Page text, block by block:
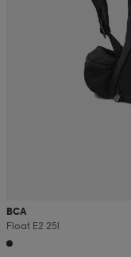
BCA
Float E2 25l